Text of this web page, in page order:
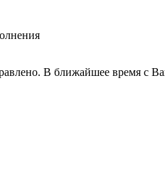
В ближайшее время с